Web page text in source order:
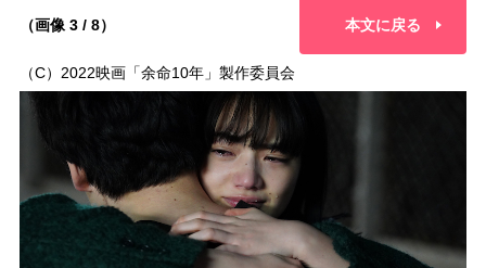
（画像 3 / 8） 本文に戻る
（C）2022映画「余命10年」製作委員会